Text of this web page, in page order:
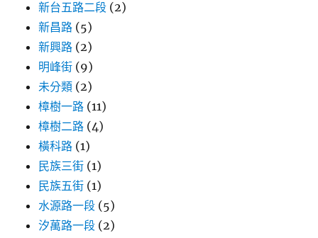
新台五路二段 (2)
新昌路 (5)
新興路 (2)
明峰街 (9)
未分類 (2)
樟樹一路 (11)
樟樹二路 (4)
橫科路 (1)
民族三街 (1)
民族五街 (1)
水源路一段 (5)
汐萬路一段 (2)